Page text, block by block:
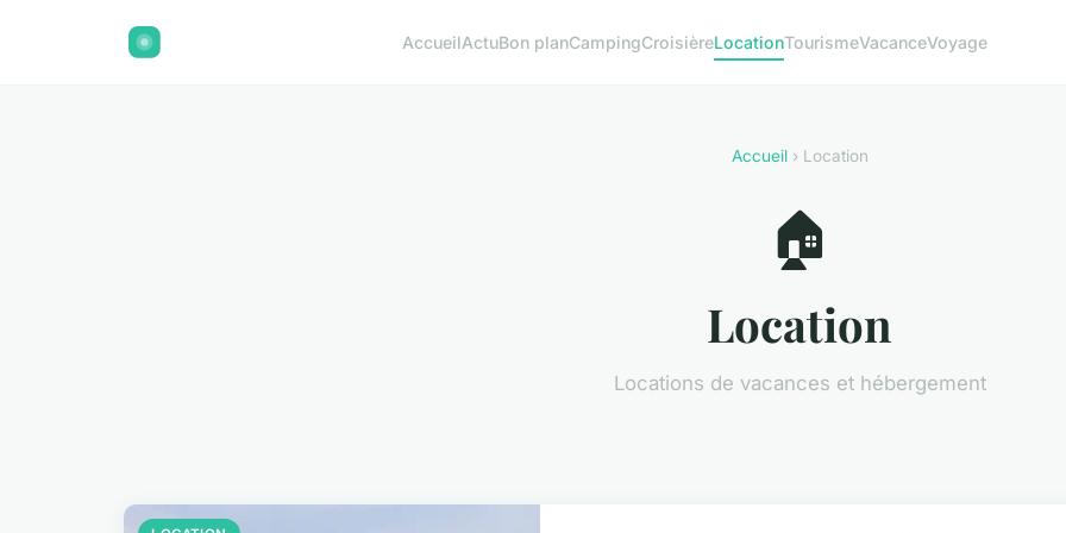
AccueilActuBon planCampingCroisièreLocationTourismeVacanceVoyage
Accueil› Location
🏠
Location
Locations de vacances et hébergement